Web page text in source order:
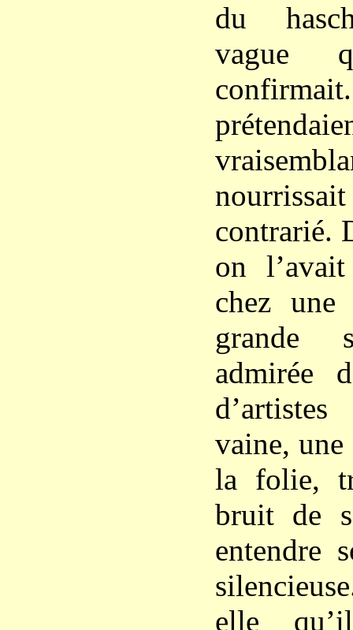
du
vague
contrarié.
on
chez une
grande
admirée
vaine,
la folie,
bruit de
entendre
elle